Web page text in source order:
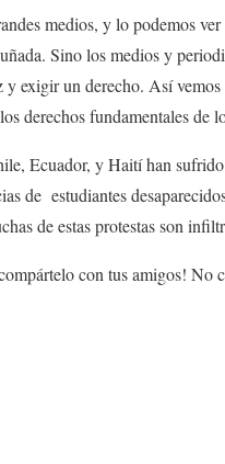
medios, y lo podemos
Sino los medios y
y exigir un derecho. Así
derechos fundamentales de
Ecuador, y Haití han
de estudiantes
de estas protestas son
con tus amigos! No